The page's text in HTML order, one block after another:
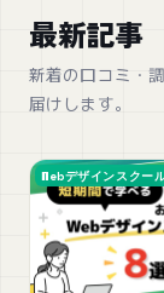
最新記事
新着の口コミ・
届けします。
Webデザインスクー